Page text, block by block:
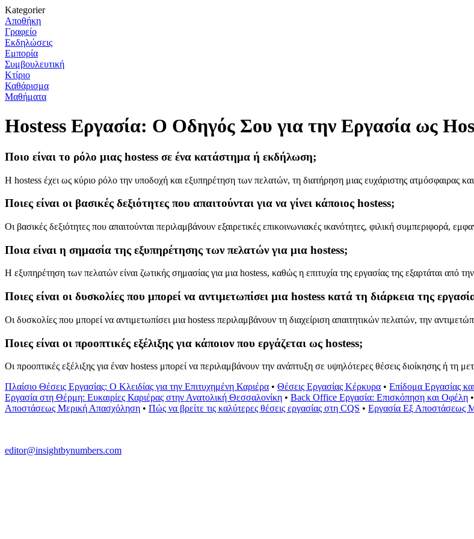
Kategorier
Αποθήκη
Γραφείο
Εκδηλώσεις
Εμπορία
Συμβουλευτική
Κτίριο
Καθάρισμα
Μαθήματα
Hostess Εργασία: Ο Οδηγός Σου για την Εργασία ως
Ποιο είναι το ρόλο μιας hostess σε ένα κατάστημα ή εκδήλωση;
Η hostess έχει ως κύριο ρόλο την υποδοχή και εξυπηρέτηση των πελατών, τη διατήρηση μιας ευχάριστης ατμόσφαιρας
Ποιες είναι οι βασικές δεξιότητες που απαιτούνται για να γίνει κάποιος hostess;
Οι βασικές δεξιότητες που απαιτούνται περιλαμβάνουν εξαιρετικές επικοινωνιακές ικανότητες, φιλική συμπεριφορά,
Ποια είναι η σημασία της εξυπηρέτησης των πελατών για μια hostess;
Η εξυπηρέτηση των πελατών είναι ζωτικής σημασίας για μια hostess, καθώς η επιτυχία της εργασίας της εξαρτάται από
Ποιες είναι οι δυσκολίες που μπορεί να αντιμετωπίσει μια hostess κατά τη διάρκεια της
Οι δυσκολίες που μπορεί να αντιμετωπίσει μια hostess περιλαμβάνουν τη διαχείριση απαιτητικών πελατών, την
Ποιες είναι οι προοπτικές εξέλιξης για κάποιον που εργάζεται ως hostess;
Οι προοπτικές εξέλιξης για έναν hostess μπορεί να περιλαμβάνουν την ανάπτυξη σε υψηλότερες θέσεις διοίκησης ή τη
Πλαίσιο Θέσεις Εργασίας: Ο Κλειδίας για την Επιτυχημένη Καριέρα • Θέσεις Εργασίας Κέρκυρα • Επίδομα Εργασίας
Εργασία στη Θέρμη: Ευκαιρίες Καριέρας στην Ανατολική Θεσσαλονίκη • Back Office Εργασία: Επισκόπηση και Οφέλη •
Αποστάσεως Μερική Απασχόληση • Πώς να βρείτε τις καλύτερες θέσεις εργασίας στη CQS • Εργασία Εξ Αποστάσεως
editor@insightbynumbers.com